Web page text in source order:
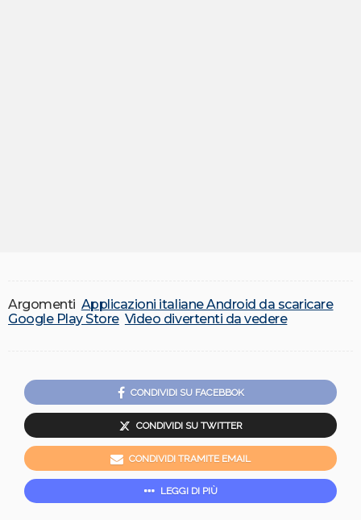
Argomenti Applicazioni italiane Android da scaricare
Google Play Store Video divertenti da vedere
CONDIVIDI SU FACEBBOK
CONDIVIDI SU TWITTER
CONDIVIDI TRAMITE EMAIL
LEGGI DI PIÙ